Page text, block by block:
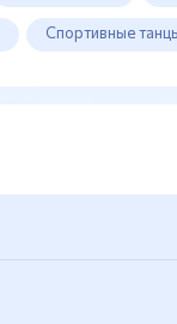
Спортивные